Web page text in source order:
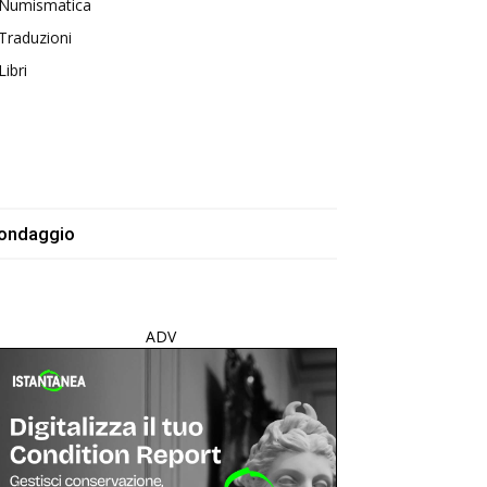
ADV